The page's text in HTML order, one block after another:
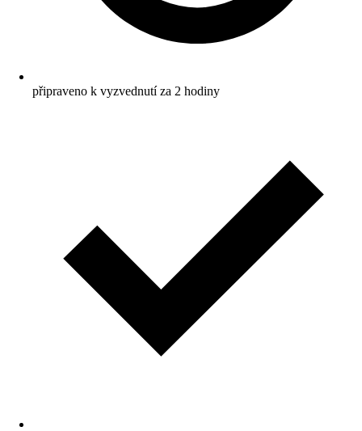
připraveno k vyzvednutí za 2 hodiny